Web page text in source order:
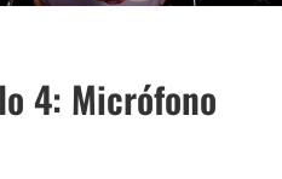
4: Micrófono